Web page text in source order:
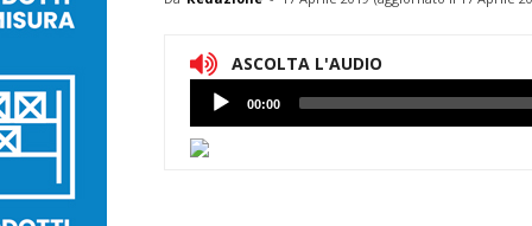
ASCOLTA L'AUDIO
Lettore
Audio
00:00